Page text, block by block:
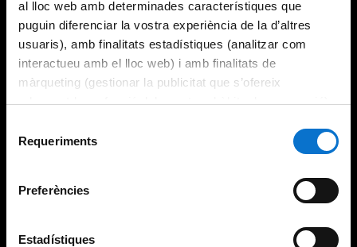
al lloc web amb determinades característiques que
puguin diferenciar la vostra experiència de la d’altres
usuaris), amb finalitats estadístiques (analitzar com
interactueu amb el lloc web) i amb finalitats de
màrqueting (gestionar la publicitat que s’ofereix
adequant-la en funció dels vostres hàbits de navegació).
consultar laPolítica de galetes del lloc web de la
Requeriments
Preferències
Estadístiques